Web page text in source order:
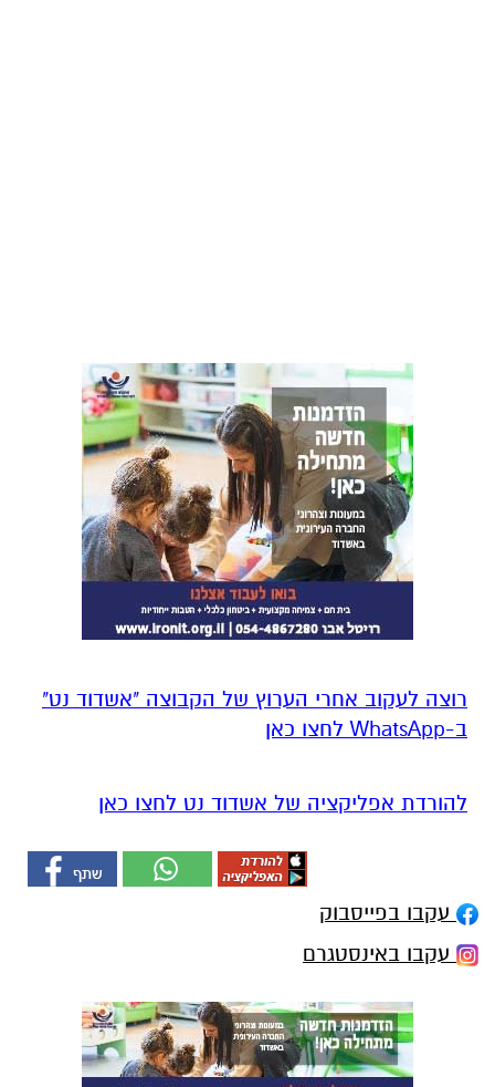
רוצה לעקוב אחרי הערוץ של הקבוצה "אשדוד נט"
ב-WhatsApp לחצו כאן
להורדת אפליקציה של אשדוד נט לחצו כאן
עקבו בפייסבוק
עקבו באינסטגרם